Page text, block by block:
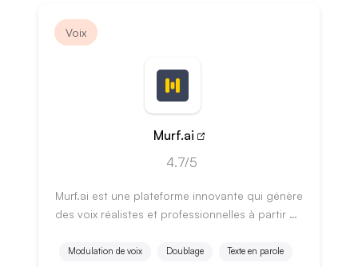
Voix
Murf.ai
4.7/5
Murf.ai est une plateforme innovante qui génère
des voix réalistes et professionnelles à partir de
Modulation de voix Doublage Texte en parole